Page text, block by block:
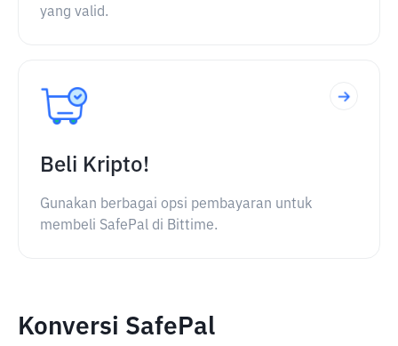
yang valid.
Beli Kripto!
Gunakan berbagai opsi pembayaran untuk
membeli SafePal di Bittime.
Konversi SafePal